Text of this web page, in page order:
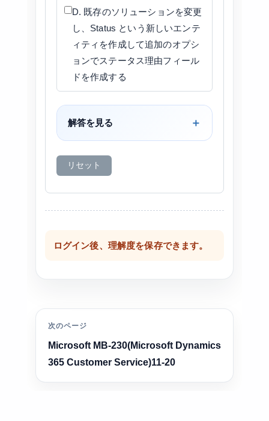
D. 既存のソリューションを変更
し、Status という新しいエンテ
ィティを作成して追加のオプシ
ョンでステータス理由フィール
ドを作成する
解答を見る
リセット
ログイン後、理解度を保存できます。
次のページ
Microsoft MB-230(Microsoft Dynamics
365 Customer Service)11-20